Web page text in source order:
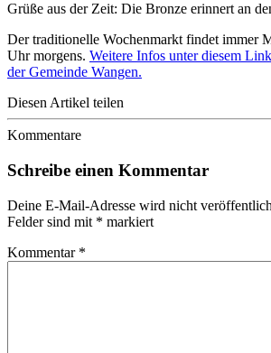
Grüße aus der Zeit: Die Bronze erinnert an
Der traditionelle Wochenmarkt findet immer
Uhr morgens. Weitere Infos unter diesem
der Gemeinde Wangen.
Diesen Artikel teilen
Kommentare
Schreibe einen Kommentar
Deine E-Mail-Adresse wird nicht
Felder sind mit * markiert
Kommentar *